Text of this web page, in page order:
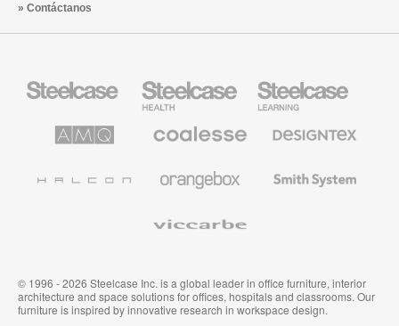
Contáctanos
Steelcase
para
sanidad
Steelcase
para
educación
Steelcase
Solutions
premium
System
© 1996 - 2026 Steelcase Inc. is a global leader in office furniture, interior
architecture and space solutions for offices, hospitals and classrooms. Our
furniture is inspired by innovative research in workspace design.